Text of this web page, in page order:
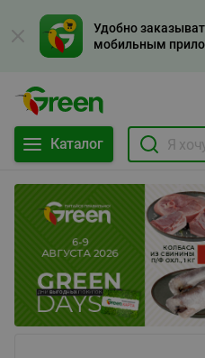
Удобно
мобильным
Каталог